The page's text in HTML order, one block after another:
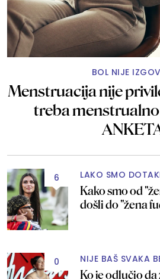
BOL NIJE
Menstruacija nije
treba
6 LAKO SMO
Kako smo od
došli do "žena
0 NIJE BAŠ SVAKA
Ko je odlučio